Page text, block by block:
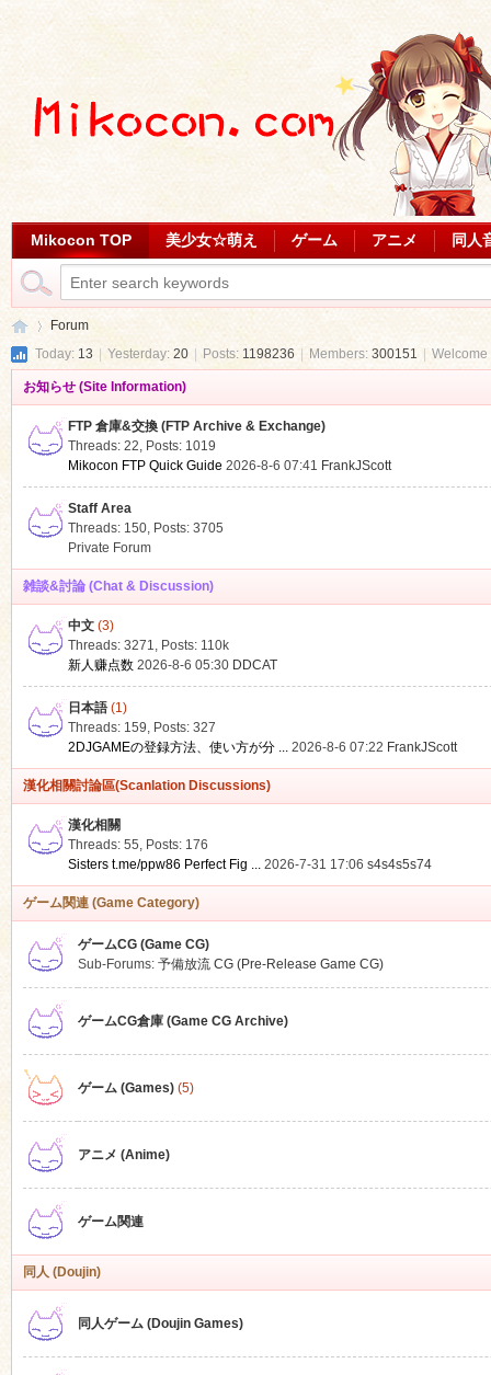
Mikocon TOP 美少女☆萌え ゲーム アニメ 同人
Forum
Today: 13 Yesterday: 20 Posts: 1198236 Members: 300151
お知らせ (Site Information)
FTP 倉庫&交換 (FTP Archive & Exchange)
Threads: 22, Posts: 1019
Mikocon FTP Quick Guide 2026-8-6 07:41 FrankJScott
Staff Area
Threads: 150, Posts: 3705
Private Forum
雑談&討論 (Chat & Discussion)
中文(3)
Threads: 3271, Posts: 110k
新人赚点数 2026-8-6 05:30 DDCAT
日本語(1)
Threads: 159, Posts: 327
2DJGAMEの登録方法、使い方が分 ... 2026-8-6 07:22 FrankJScott
漢化相關討論區(Scanlation Discussions)
漢化相關
Threads: 55, Posts: 176
Sisters t.me/ppw86 Perfect Fig ... 2026-7-31 17:06 s4s4s5s74
ゲーム関連 (Game Category)
ゲームCG (Game CG)
Sub-Forums: 予備放流 CG (Pre-Release Game CG)
ゲームCG倉庫 (Game CG Archive)
ゲーム (Games)(5)
アニメ (Anime)
ゲーム関連
同人 (Doujin)
同人ゲーム (Doujin Games)